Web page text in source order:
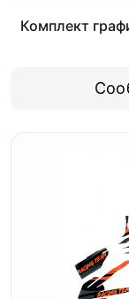
Комплект